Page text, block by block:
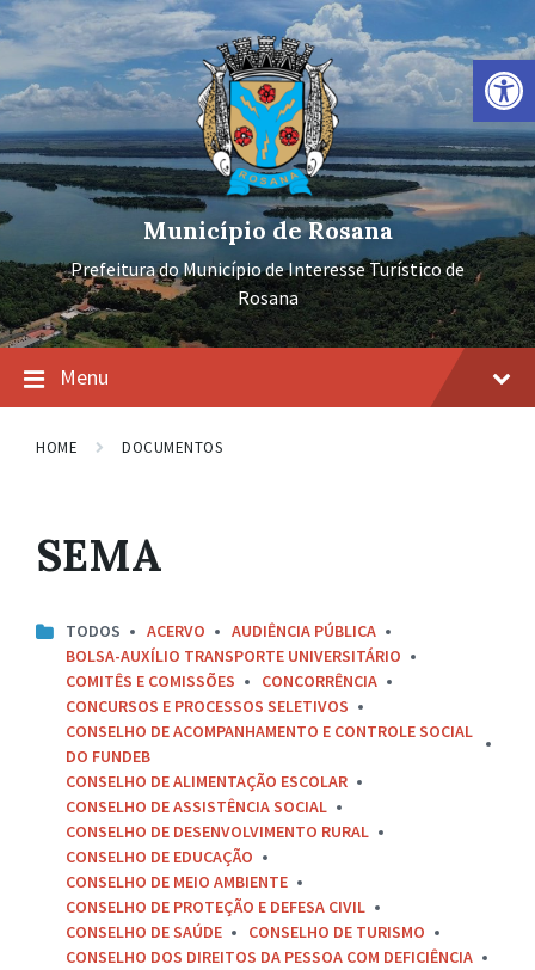
Barra de Ferramentas Aberta
Ir
para
conteúdo
Pular
para
navegação
principal
Pular
para
rodapé
Município de Rosana
Prefeitura do Município de Interesse Turístico de
Rosana
Menu
HOME DOCUMENTOS
SEMA
TODOS ACERVO
AUDIÊNCIA PÚBLICA
BOLSA-AUXÍLIO TRANSPORTE UNIVERSITÁRIO
COMITÊS E COMISSÕES
CONCORRÊNCIA
CONCURSOS E PROCESSOS SELETIVOS
CONSELHO DE ACOMPANHAMENTO E CONTROLE SOCIAL
DO FUNDEB
CONSELHO DE ALIMENTAÇÃO ESCOLAR
CONSELHO DE ASSISTÊNCIA SOCIAL
CONSELHO DE DESENVOLVIMENTO RURAL
CONSELHO DE EDUCAÇÃO
CONSELHO DE MEIO AMBIENTE
CONSELHO DE PROTEÇÃO E DEFESA CIVIL
CONSELHO DE SAÚDE
CONSELHO DE TURISMO
CONSELHO DOS DIREITOS DA PESSOA COM DEFICIÊNCIA